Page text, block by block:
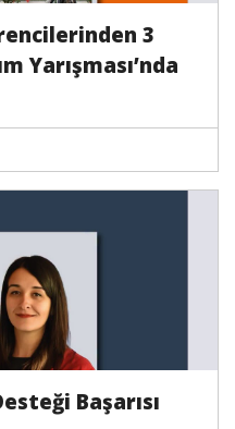
3
Yarışması’nda
Başarısı